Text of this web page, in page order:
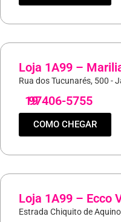
Loja 1A99 –
Rua dos Tucunarés, 500 -
19
97406-5755
COMO CHEGAR
Loja 1A99 – Ecco
Estrada Chiquito de